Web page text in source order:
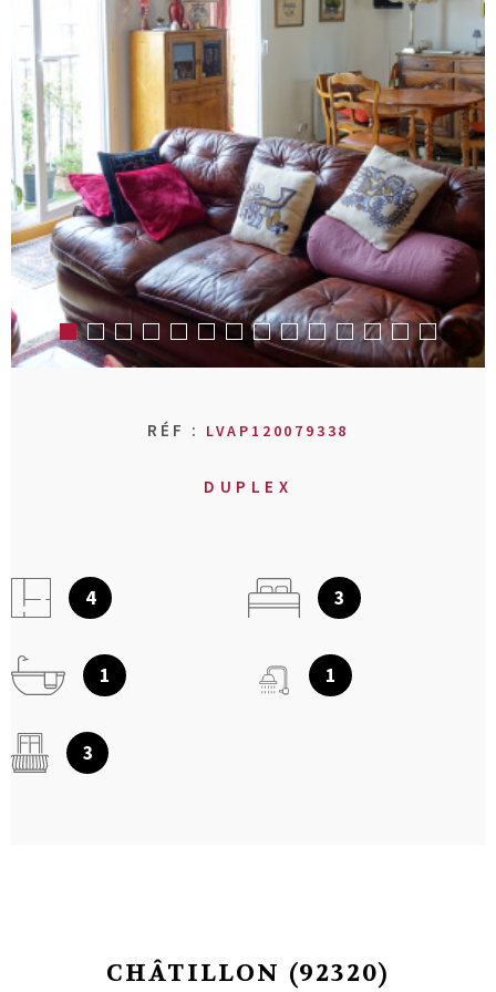
AVIS CLIENT
MON
CONTACT
RÉF : LVAP120079338
DUPLEX
4 3
1 1
3
CHÂTILLON (92320)
RECHERCHER